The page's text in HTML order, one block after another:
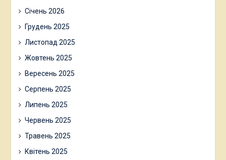
Січень 2026
Грудень 2025
Листопад 2025
Жовтень 2025
Вересень 2025
Серпень 2025
Липень 2025
Червень 2025
Травень 2025
Квітень 2025